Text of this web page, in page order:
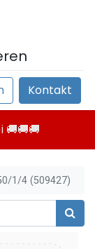
Kontakt
🚚🚚🚚
1/4 (509427)